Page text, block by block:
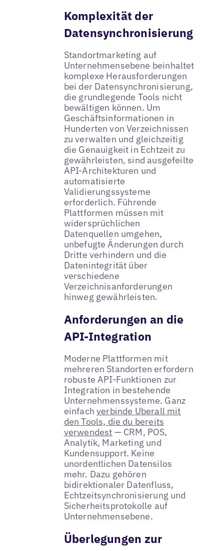
Komplexität der
Datensynchronisierung
Standortmarketing auf
Unternehmensebene beinhaltet
komplexe Herausforderungen
bei der Datensynchronisierung,
die grundlegende Tools nicht
bewältigen können. Um
Geschäftsinformationen in
Hunderten von Verzeichnissen
zu verwalten und gleichzeitig
die Genauigkeit in Echtzeit zu
gewährleisten, sind ausgefeilte
API-Architekturen und
automatisierte
Validierungssysteme
erforderlich. Führende
Plattformen müssen mit
widersprüchlichen
Datenquellen umgehen,
unbefugte Änderungen durch
Dritte verhindern und die
Datenintegrität über
verschiedene
Verzeichnisanforderungen
hinweg gewährleisten.
Anforderungen an die
API-Integration
Moderne Plattformen mit
mehreren Standorten erfordern
robuste API-Funktionen zur
Integration in bestehende
Unternehmenssysteme. Ganz
einfachverbinde Uberall mit
den Tools, die du bereits
verwendest — CRM, POS,
Analytik, Marketing und
Kundensupport. Keine
unordentlichen Datensilos
mehr. Dazu gehören
bidirektionaler Datenfluss,
Echtzeitsynchronisierung und
Sicherheitsprotokolle auf
Unternehmensebene.
Überlegungen zur